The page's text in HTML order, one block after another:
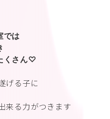
では
くさん♡
げる子に
来る力がつきます